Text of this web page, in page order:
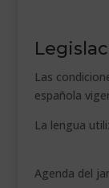
Las
española
La lengua
Agenda del